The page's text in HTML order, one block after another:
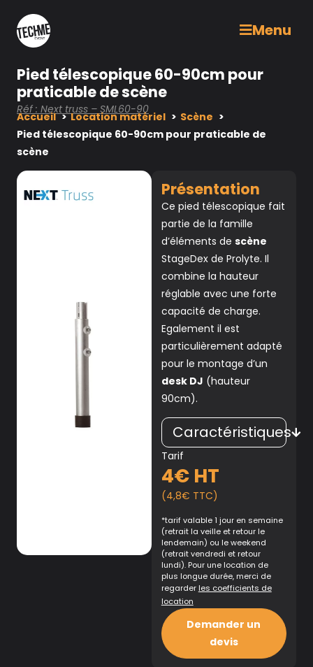
Menu
Pied télescopique 60-90cm pour
praticable de scène
Réf : Next truss – SML60-90
Accueil Location matériel
Scène
Pied télescopique 60-90cm pour praticable de
scène
Présentation
Ce pied télescopique fait
partie de la famille
d’éléments de scène
StageDex de Prolyte. Il
combine la hauteur
réglable avec une forte
capacité de charge.
Egalement il est
particulièrement adapté
pour le montage d’un
desk DJ (hauteur
90cm).
Caractéristiques
Tarif
4€ HT
(4,8€ TTC)
*tarif valable 1 jour en semaine
(retrait la veille et retour le
lendemain) ou le weekend
(retrait vendredi et retour
lundi). Pour une location de
plus longue durée, merci de
regarder les coefficients de
location
Demander un
devis